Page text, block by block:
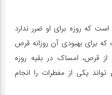
که روزه برای او ضرر ندارد
برای بهبودی آن روزانه قرص
از قرص، امساک در بقیه روزه
یکی از مفطرات را انجام